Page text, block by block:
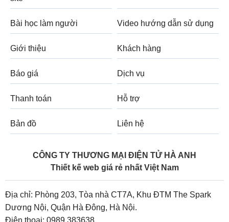
Bài học làm người Video hướng dẫn sử dụng
Giới thiệu Khách hàng
Báo giá Dịch vụ
Thanh toán Hỗ trợ
Bản đồ Liên hệ
CÔNG TY THƯƠNG MẠI ĐIỆN TỬ HÀ ANH
Thiết kế web giá rẻ nhất Việt Nam
Địa chỉ: Phòng 203, Tòa nhà CT7A, Khu ĐTM The Spark
Dương Nội, Quận Hà Đông, Hà Nội.
Điện thoại: 0989 383638